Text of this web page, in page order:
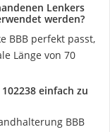
Lenkers
werden?
BBB perfekt passt,
Länge von 70
einfach zu
BBB